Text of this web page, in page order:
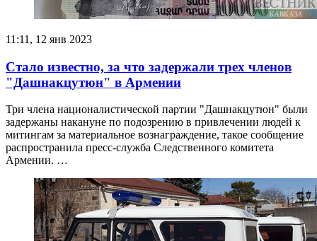
11:11, 12 янв 2023
Стало известно, за что задержали трех членов
"Дашнакцутюн" в Армении
Три члена националистической партии "Дашнакцутюн" были
задержаны накануне по подозрению в привлечении людей к
митингам за материальное вознаграждение, такое сообщение
распространила пресс-служба Следственного комитета
Армении. …